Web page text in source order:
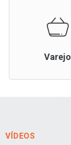
Varejo
VÍDEOS